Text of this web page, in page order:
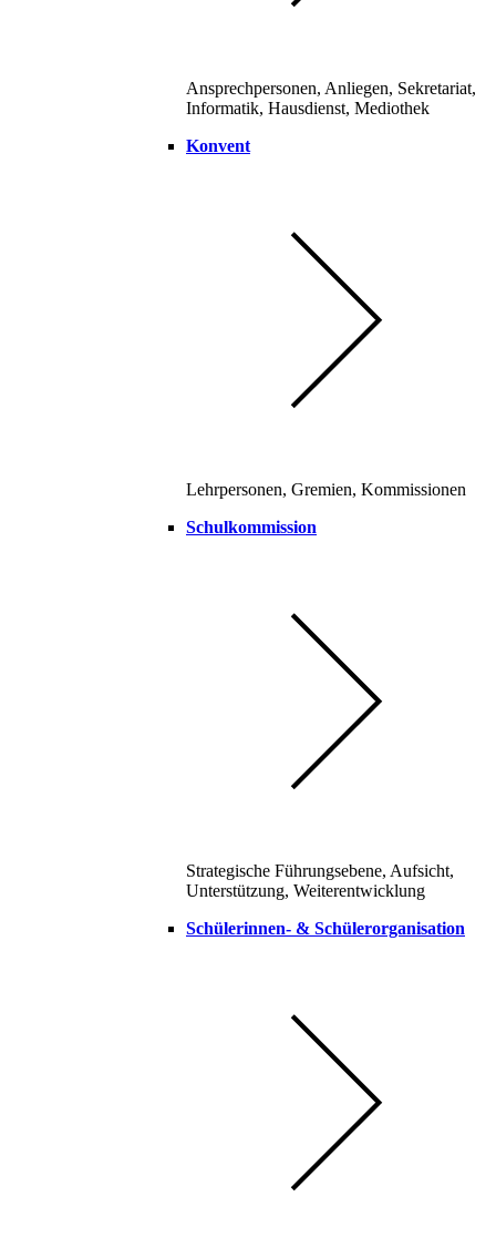
Ansprechpersonen, Anliegen, Sekretariat,
Informatik, Hausdienst, Mediothek
Konvent
Lehrpersonen, Gremien, Kommissionen
Schulkommission
Strategische Führungsebene, Aufsicht,
Unterstützung, Weiterentwicklung
Schülerinnen- & Schülerorganisation